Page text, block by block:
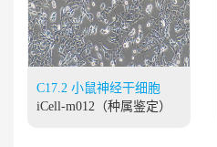
C17.2 小鼠神经干细胞
iCell-m012（种属鉴定）